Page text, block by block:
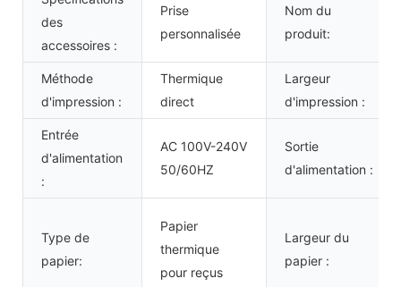
des
accessoires :
Prise
personnalisée
Nom du
produit:
Méthode
d'impression :
Thermique
direct
Largeur
d'impression :
Entrée
d'alimentation
:
AC 100V-240V
50/60HZ
Sortie
d'alimentation :
Type de
papier:
Papier
thermique
pour reçus
Largeur du
papier :